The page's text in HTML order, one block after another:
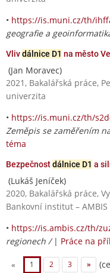
• https://is.muni.cz/th/
geografie a
Vlivdálnice D1 na město
(Jan Moravec)
2021, Bakalářská práce,
univerzita
• https://is.muni.cz/th/
Zeměpis se zaměřením
téma
Bezpečnostdálnice D1 a
(Lukáš Jeníček)
2020, Bakalářská práce,
Bankovní institut – AMBIS
• https://is.ambis.cz/th/
regionech / | Práce na
« 1 2 3 »